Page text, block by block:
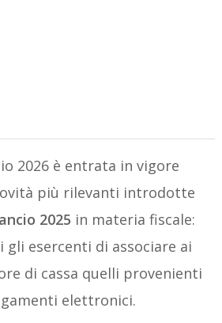
2026 è entrata in vigore
più rilevanti introdotte
2025 in materia fiscale:
esercenti di associare ai
di cassa quelli provenienti
elettronici.